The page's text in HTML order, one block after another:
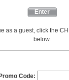
Enter
as a guest, click the
below.
Promo Code: